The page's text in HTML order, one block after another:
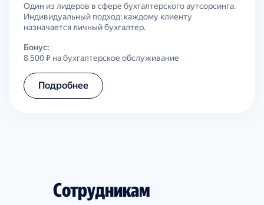
Один из лидеров в сфере бухгалтерского аутсорсинга.
Индивидуальный подход: каждому клиенту
назначается личный бухгалтер.
Бонус:
8 500 ₽ на бухгалтерское обслуживание
Подробнее
Сотрудникам